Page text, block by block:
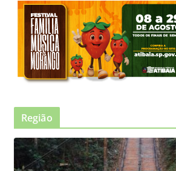
Região